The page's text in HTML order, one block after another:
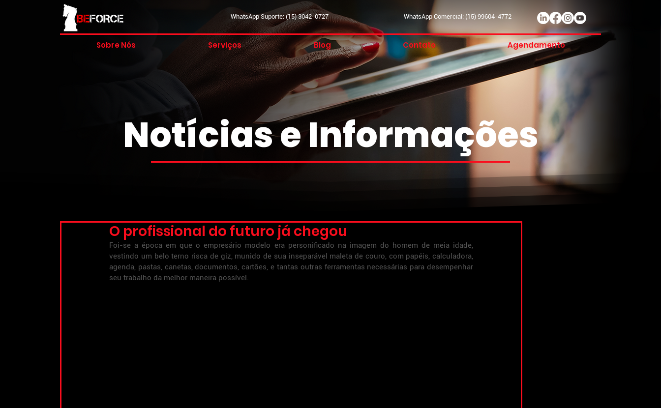
WhatsApp Suporte: (15) 3042-0727 WhatsApp Comercial: (15) 99604-4772
Sobre Nós Serviços Blog Contato Agendamento
Notícias e Informações
O profissional do futuro já chegou
Foi-se a época em que o empresário modelo era personificado na imagem do homem de meia idade,
vestindo um belo terno risca de giz, munido de sua inseparável maleta de couro, com papéis, calculadora,
agenda, pastas, canetas, documentos, cartões, e tantas outras ferramentas necessárias para desempenhar
seu trabalho da melhor maneira possível.